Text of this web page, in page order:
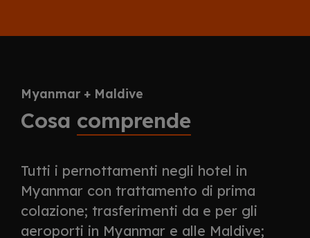
Myanmar + Maldive
Cosa comprende
Tutti i pernottamenti negli hotel in
Myanmar con trattamento di prima
colazione; trasferimenti da e per gli
aeroporti in Myanmar e alle Maldive;